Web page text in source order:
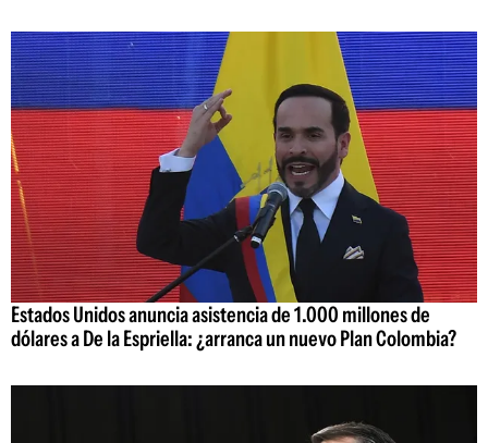
Estados Unidos anuncia asistencia de 1.000 millones de
dólares a De la Espriella: ¿arranca un nuevo Plan Colombia?